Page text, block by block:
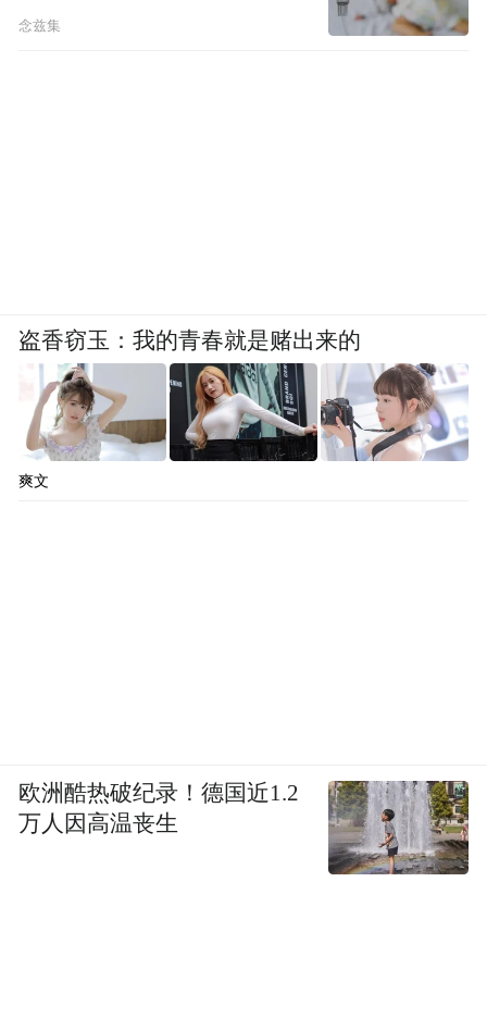
念兹集
盗香窃玉：我的青春就是赌出来的
爽文
欧洲酷热破纪录！德国近1.2
万人因高温丧生